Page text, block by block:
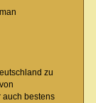
zu
auch bestens